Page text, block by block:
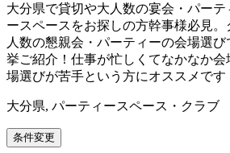
大分県で貸切や大人数の宴会・パーテ
ースペースをお探しの方幹事様必見
人数の懇親会・パーティーの会場選
挙ご紹介！仕事が忙しくてなかなか
場選びが苦手という方にオススメです
大分県, パーティースペース・クラブ
条件変更